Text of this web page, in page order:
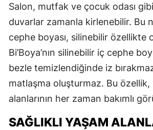
Salon, mutfak ve çocuk odası
duvarlar zamanla kirlenebilir. Bu
cephe boyası, silinebilir özellikte
Bi’Boya’nın silinebilir iç cephe
bezle temizlendiğinde iz
matlaşma oluşturmaz. Bu özellik,
alanlarının her zaman bakımlı
SAĞLIKLI YAŞAM